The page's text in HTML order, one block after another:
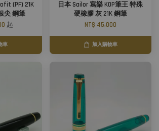
(PF) 21K
尖 鋼筆
起
車
日本 Sailor 寫樂 KOP筆王 特殊
硬橡膠 灰 21K 鋼筆
NT$ 45,000
加入購物車